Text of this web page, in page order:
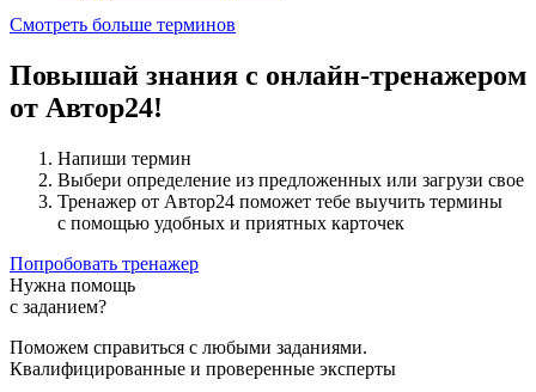
Смотреть больше терминов
Повышай знания с онлайн-тренажером
от Автор24!
Напиши термин
Выбери определение из предложенных или загрузи свое
Тренажер от Автор24 поможет тебе выучить термины
с помощью удобных и приятных карточек
Попробовать тренажер
Нужна помощь
с заданием?
Поможем справиться с любыми заданиями.
Квалифицированные и проверенные эксперты